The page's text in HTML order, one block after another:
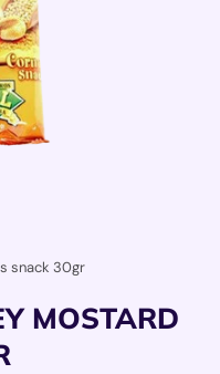
snack 30gr
MOSTARD